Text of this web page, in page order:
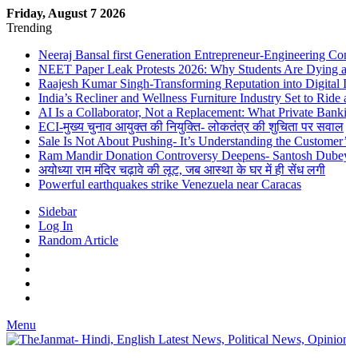
Friday, August 7 2026
Trending
Neeraj Bansal first Generation Entrepreneur-Engineering
NEET Paper Leak Protests 2026: Why Students Are Dying
Raajesh Kumar Singh-Transforming Reputation into
India’s Recliner and Wellness Furniture Industry Set to
AI Is a Collaborator, Not a Replacement: What Private
ECI-मुख्य चुनाव आयुक्त की नियुक्ति- लोकतंत्र की शुचिता पर सवाल
Sale Is Not About Pushing- It’s Understanding the
Ram Mandir Donation Controversy Deepens- Santosh
अयोध्या राम मंदिर चढ़ावे की लूट, जब आस्था के घर में ही सेंध लगी
Powerful earthquakes strike Venezuela near Caracas
Sidebar
Log In
Random Article
Menu